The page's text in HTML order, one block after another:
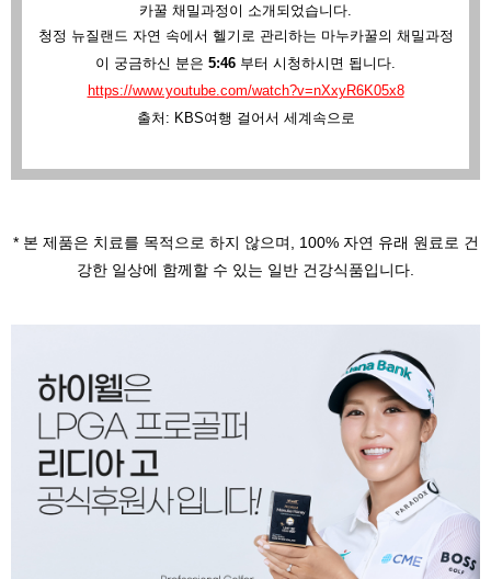
카꿀 채밀과정이 소개되었습니다.
청정 뉴질랜드 자연 속에서 헬기로 관리하는 마누카꿀의 채밀과정
이 궁금하신 분은 5:46 부터 시청하시면 됩니다.
https://www.youtube.com/watch?v=nXxyR6K05x8
출처: KBS여행 걸어서 세계속으로
* 본 제품은 치료를 목적으로 하지 않으며, 100% 자연 유래 원료로 건
강한 일상에 함께할 수 있는 일반 건강식품입니다.